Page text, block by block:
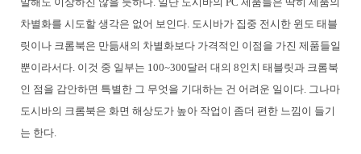
차별화를 시도할 생각은 없어 보인다. 도시바가 집중 전시한 윈도 태블
릿이나 크롬북은 만듦새의 차별화보다 가격적인 이점을 가진 제품들일
뿐이라서다. 이것 중 일부는 100~300달러 대의 8인치 태블릿과 크롬북
인 점을 감안하면 특별한 그 무엇을 기대하는 건 어려운 일이다. 그나마
도시바의 크롬북은 화면 해상도가 높아 작업이 좀더 편한 느낌이 들기
는 한다.